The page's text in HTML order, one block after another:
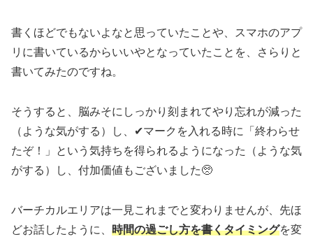
書くほどでもないよなと思っていたことや、スマホのアプ
リに書いているからいいやとなっていたことを、さらりと
書いてみたのですね。
そうすると、脳みそにしっかり刻まれてやり忘れが減った
（ような気がする）し、✔マークを入れる時に「終わらせ
たぞ！」という気持ちを得られるようになった（ような気
がする）し、付加価値もございました🥺
バーチカルエリアは一見これまでと変わりませんが、先ほ
どお話したように、 時間の過ごし方を書くタイミングを変